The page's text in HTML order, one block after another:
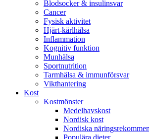
Blodsocker & insulinsvar
Cancer
Fysisk aktivitet
Hjärt-kärlhälsa
Inflammation
Kognitiv funktion
Munhälsa
Sportnutrition
Tarmhälsa & immunförsvar
Vikthantering
Kost
Kostmönster
Medelhavskost
Nordisk kost
Nordiska
Populära dieter